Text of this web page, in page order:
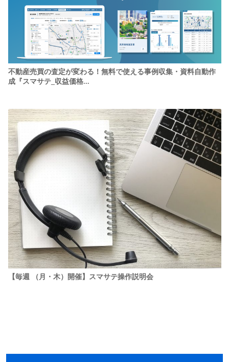
不動産売買の査定が変わる！無料で使える事例収集・資料自動作
成『スマサテ_収益価格...
【毎週 （月・木）開催】スマサテ操作説明会